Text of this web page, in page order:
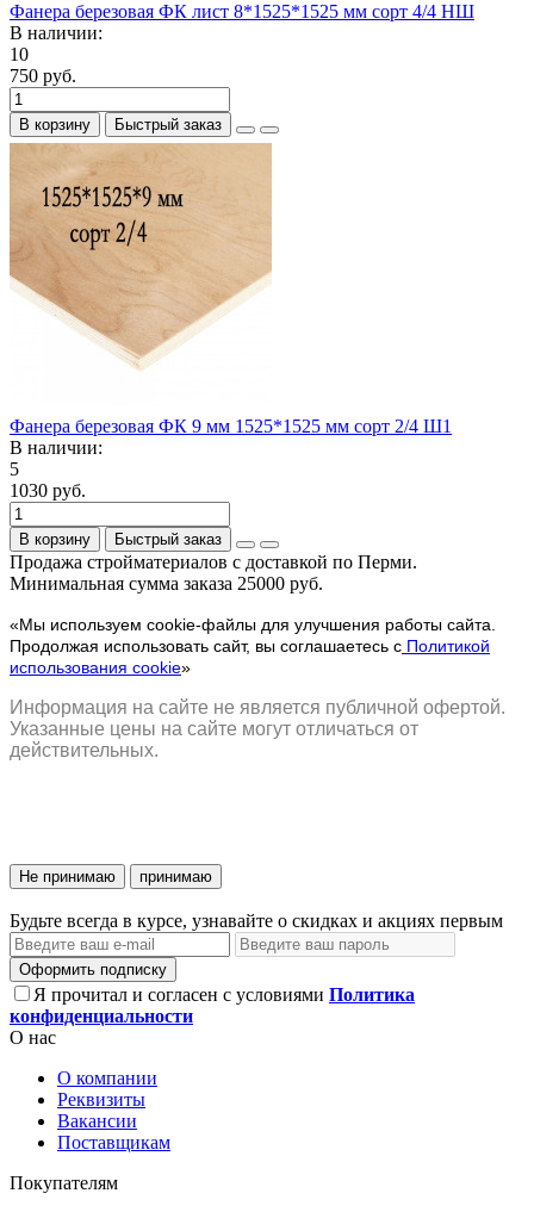
Фанера березовая ФК лист 8*1525*1525 мм сорт 4/4 НШ
В наличии:
10
750 руб.
В корзину Быстрый заказ
Фанера березовая ФК 9 мм 1525*1525 мм сорт 2/4 Ш1
В наличии:
5
1030 руб.
В корзину Быстрый заказ
Продажа стройматериалов с доставкой по Перми.
Минимальная сумма заказа 25000 руб.
«Мы используем cookie-файлы для улучшения работы сайта.
Продолжая использовать сайт, вы соглашаетесь с Политикой
использования cookie»
Информация на сайте не является публичной офертой.
Указанные цены на сайте могут отличаться от
действительных.
Не принимаю принимаю
Будьте всегда в курсе, узнавайте о скидках и акциях первым
Оформить подписку
Я прочитал и согласен с условиями Политика
конфиденциальности
О нас
О компании
Реквизиты
Вакансии
Поставщикам
Покупателям